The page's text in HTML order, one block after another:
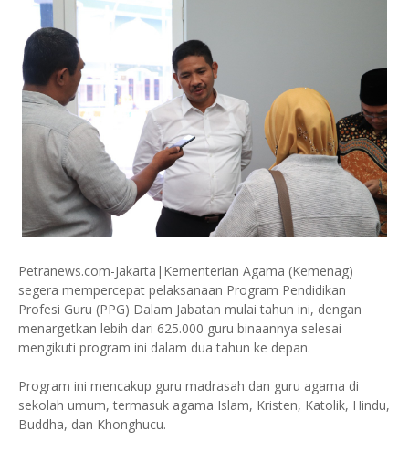
Petranews.com-Jakarta|Kementerian Agama (Kemenag)
segera mempercepat pelaksanaan Program Pendidikan
Profesi Guru (PPG) Dalam Jabatan mulai tahun ini, dengan
menargetkan lebih dari 625.000 guru binaannya selesai
mengikuti program ini dalam dua tahun ke depan.
Program ini mencakup guru madrasah dan guru agama di
sekolah umum, termasuk agama Islam, Kristen, Katolik, Hindu,
Buddha, dan Khonghucu.